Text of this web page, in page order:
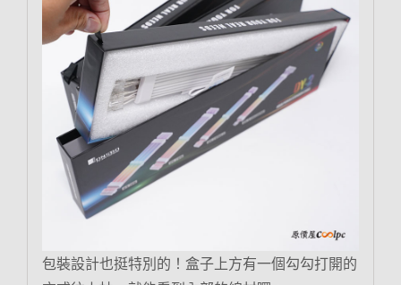
包裝設計也挺特別的！盒子上方有一個勾勾打開的